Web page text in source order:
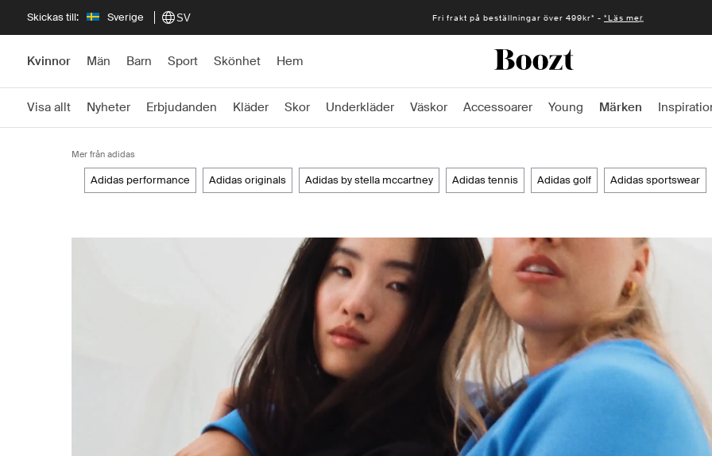
Skickas till: Sverige SV Fri frakt på beställningar över 499kr* - *Läs mer
Kvinnor Män Barn Sport Skönhet Hem
Visa allt Nyheter Erbjudanden Kläder Skor Underkläder Väskor Accessoarer Young Märken
Mer från adidas
adidas performance adidas originals adidas by stella mccartney adidas tennis adidas golf adidas sportswear